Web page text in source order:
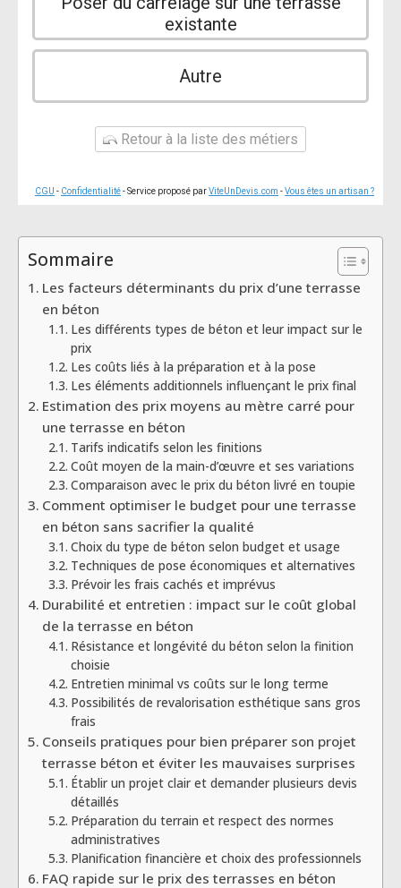
existante
Autre
Retour à la liste des métiers
CGU - Confidentialité- Service proposé parViteUnDevis.com -Vous êtes un artisan ?
Sommaire
Les facteurs déterminants du prix d’une terrasse
en béton
Les différents types de béton et leur impact sur le
prix
Les coûts liés à la préparation et à la pose
Les éléments additionnels influençant le prix final
Estimation des prix moyens au mètre carré pour
une terrasse en béton
Tarifs indicatifs selon les finitions
Coût moyen de la main-d’œuvre et ses variations
Comparaison avec le prix du béton livré en toupie
Comment optimiser le budget pour une terrasse
en béton sans sacrifier la qualité
Choix du type de béton selon budget et usage
Techniques de pose économiques et alternatives
Prévoir les frais cachés et imprévus
Durabilité et entretien : impact sur le coût global
de la terrasse en béton
Résistance et longévité du béton selon la finition
choisie
Entretien minimal vs coûts sur le long terme
Possibilités de revalorisation esthétique sans gros
frais
Conseils pratiques pour bien préparer son projet
terrasse béton et éviter les mauvaises surprises
Établir un projet clair et demander plusieurs devis
détaillés
Préparation du terrain et respect des normes
administratives
Planification financière et choix des professionnels
FAQ rapide sur le prix des terrasses en béton